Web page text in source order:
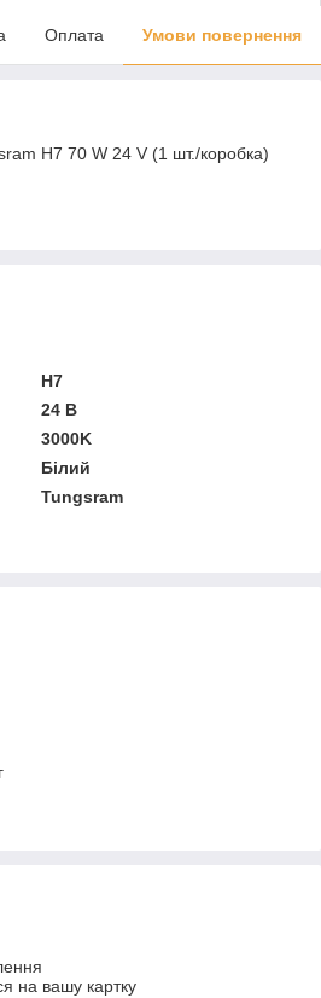
Оплата Умови повернення
H7 70 W 24 V (1 шт./коробка)
H7
24 В
3000K
Білий
Tungsram
на вашу картку